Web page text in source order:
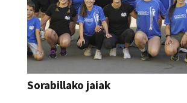
Sorabillako jaiak